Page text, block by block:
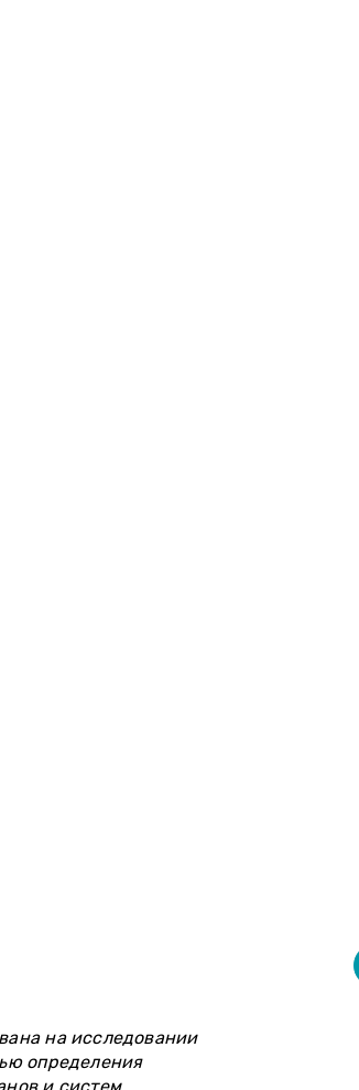
на исследовании
определения